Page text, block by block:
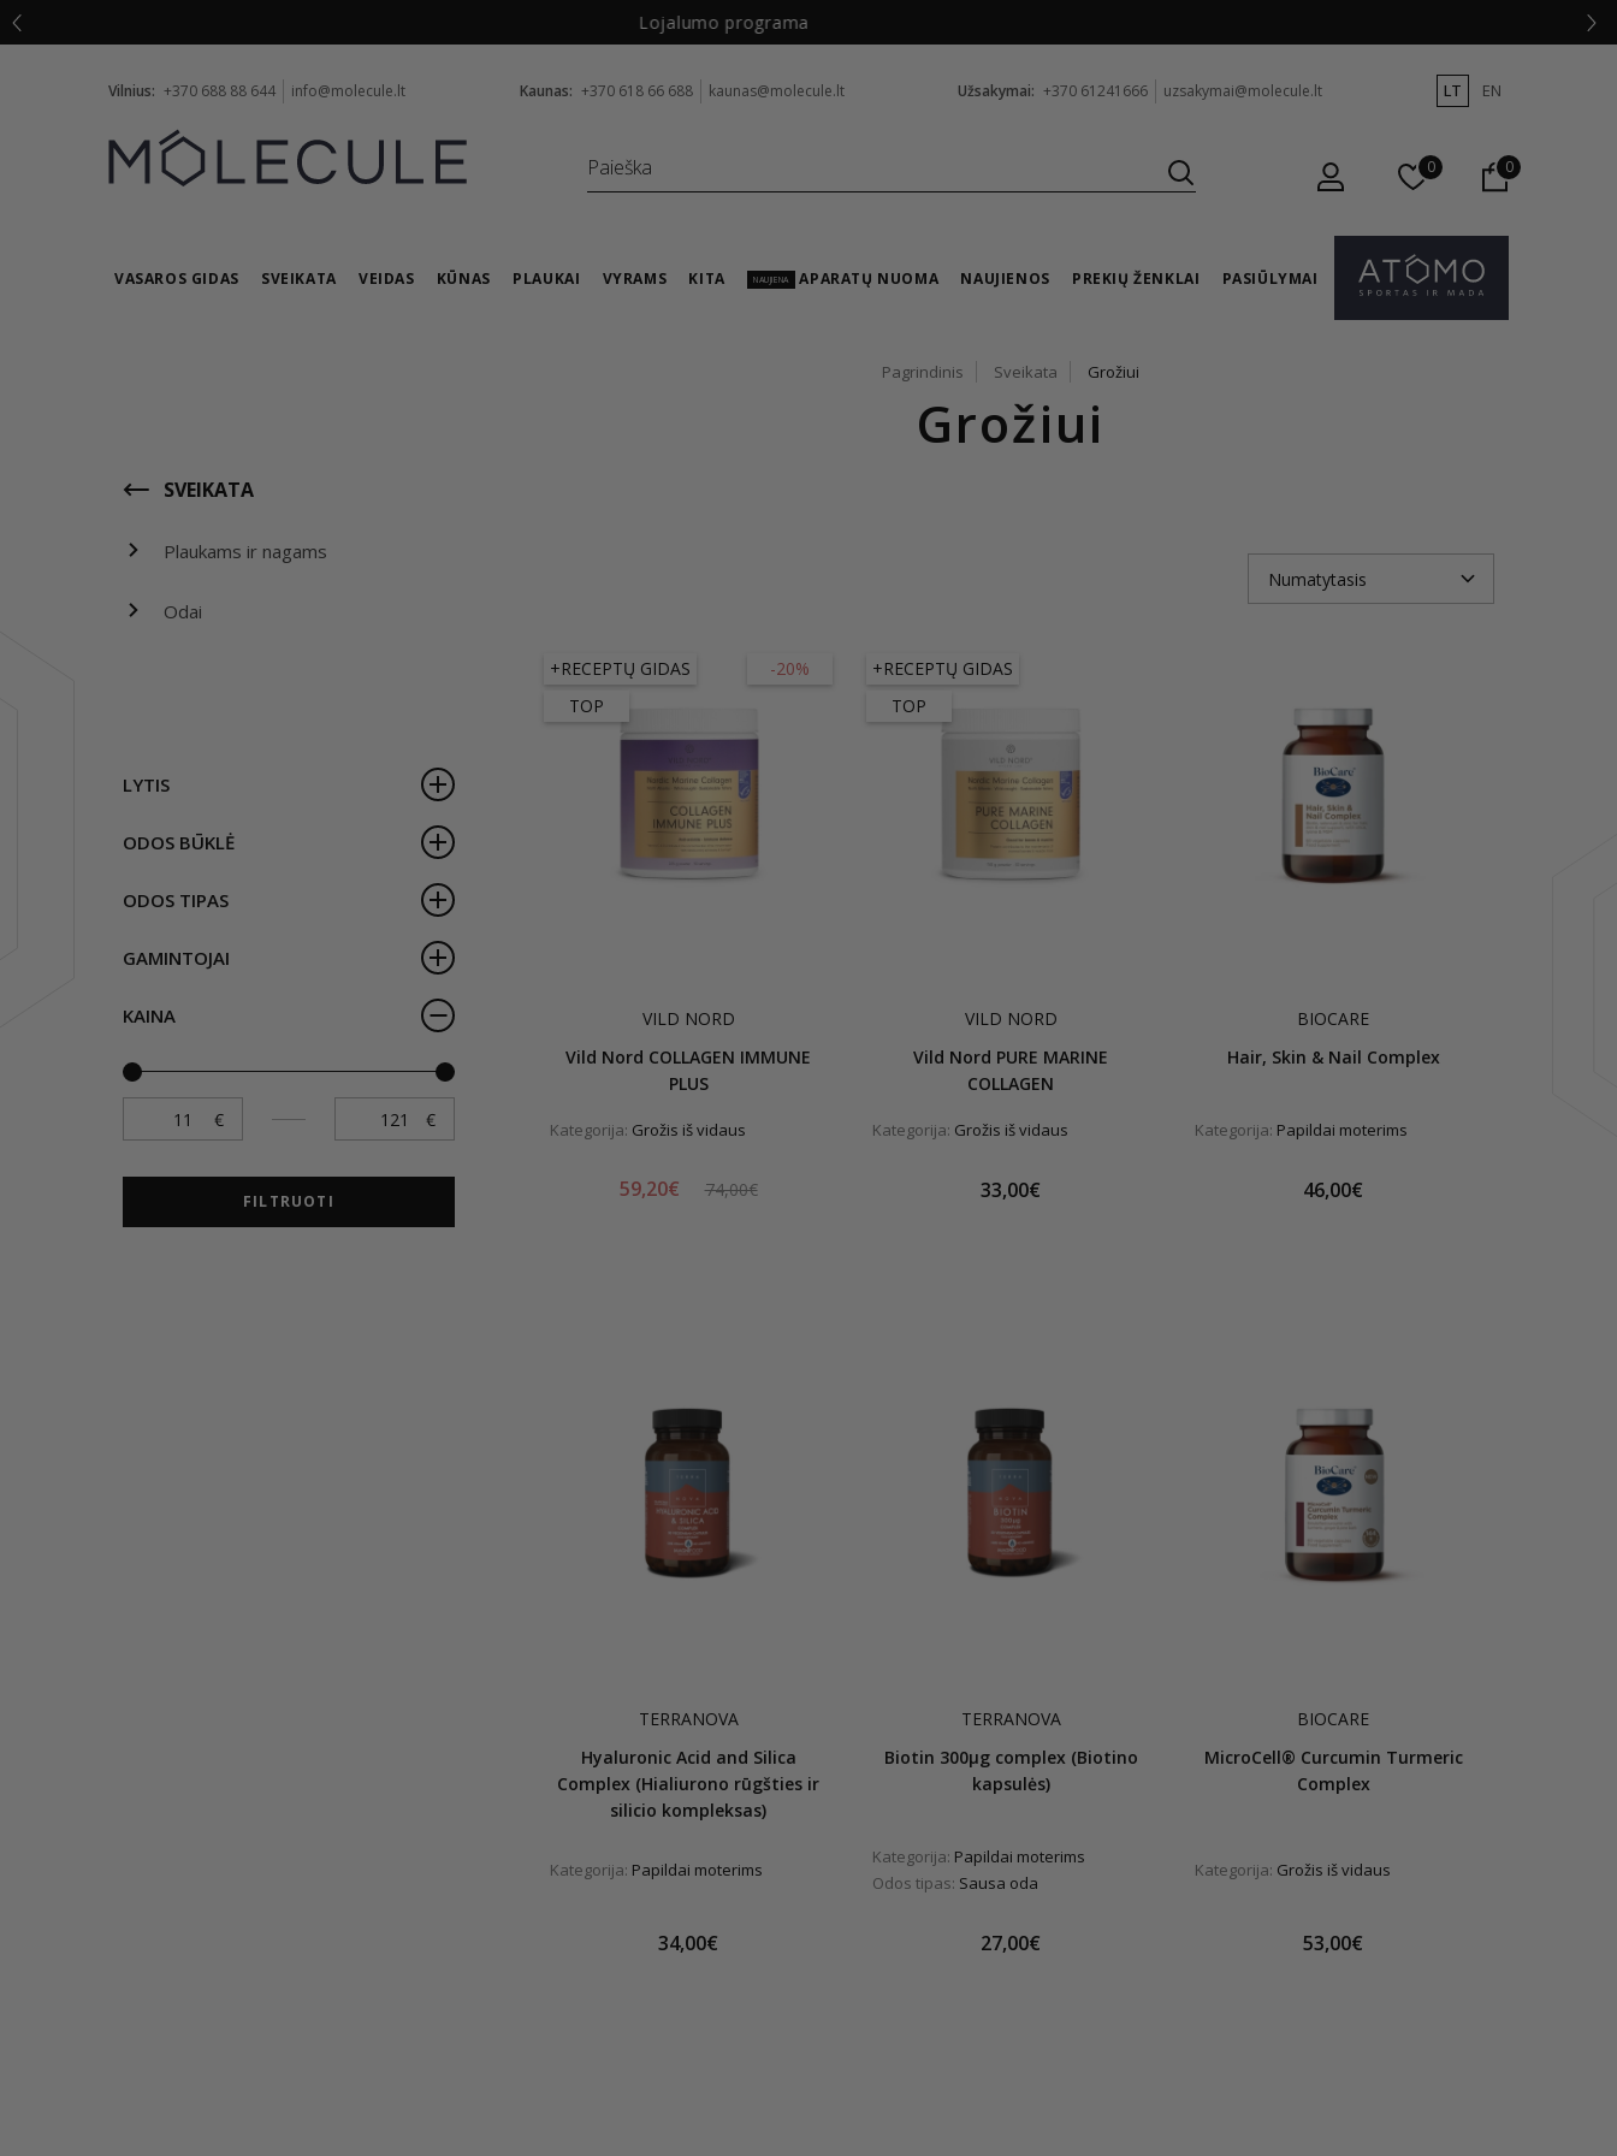
Nemokamas pristatymas nuo
Vilnius: +370 688 88 644 info@molecule.lt Kaunas: +370 618 66 688 kaunas@molecule.lt Užsakymai: +370 61241666 uzsakymai@molecule.lt LT EN
0 0
VASAROS GIDAS SVEIKATA VEIDAS KŪNAS PLAUKAI VYRAMS KITA NAUJIENA APARATŲ NUOMA NAUJIENOS PREKIŲ ŽENKLAI PASIŪLYMAI
SVEIKATA
Plaukams ir nagams
Odai
LYTIS
ODOS BŪKLĖ
ODOS TIPAS
GAMINTOJAI
KAINA
FILTRUOTI
Pagrindinis Sveikata Grožiui
Grožiui
-20%
+RECEPTŲ GIDAS
TOP
VILD NORD
Vild Nord COLLAGEN IMMUNE
PLUS
Kategorija: Grožis iš vidaus
59,20€ 74,00€
+RECEPTŲ GIDAS
TOP
VILD NORD
Vild Nord PURE MARINE
COLLAGEN
Kategorija: Grožis iš vidaus
33,00€
BIOCARE
Hair, Skin & Nail Complex
Kategorija: Papildai moterims
46,00€
TERRANOVA
Hyaluronic Acid and Silica
Complex (Hialiurono rūgšties ir
silicio kompleksas)
Kategorija: Papildai moterims
34,00€
TERRANOVA
Biotin 300µg complex (Biotino
kapsulės)
Kategorija: Papildai moterims
Odos tipas: Sausa oda
27,00€
BIOCARE
MicroCell® Curcumin Turmeric
Complex
Kategorija: Grožis iš vidaus
53,00€